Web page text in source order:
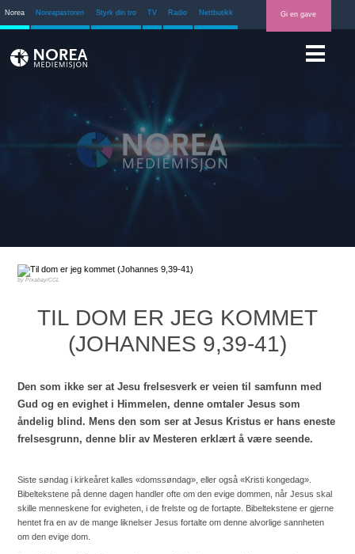
Norea Noreapastoren Styrk din tro TV Radio Nettbutikk Gi en gave
Pixabay/CCL
TIL DOM ER JEG KOMMET
(JOHANNES 9,39-41)
Den som ikke ser at Jesu frelsesverk er veien til samfunn med
Gud og en evighet i Himmelen, denne omtaler Jesus som
åndelig blind. Mens den som ser at Jesus Kristus er hans eneste
frelsesgrunn, denne blir av Mesteren erklært å være seende.
Siste søndag i kirkeåret kalles «domssøndag», eller også «Kristi kongedag».
Bibeltekstene på denne dagen handler ofte om den evige dommen, når Jesus skal
skille menneskene for evigheten, i de frelste og de fortapte. Bibeltekstene er gjerne
hentet fra en av de mange liknelser Jesus fortalte om denne alvorlige sannheten
om den evige dom.